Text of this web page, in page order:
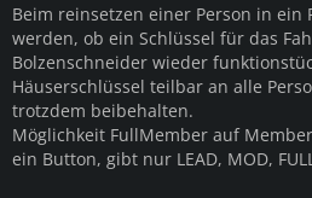
Beim reinsetzen einer Person in ein
werden, ob ein Schlüssel für das
Bolzenschneider wieder
Häuserschlüssel teilbar an alle
trotzdem beibehalten.
Möglichkeit FullMember auf
ein Button, gibt nur LEAD, MOD,